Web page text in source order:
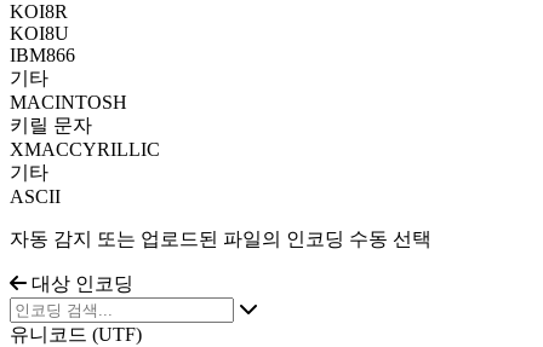
KOI8R
KOI8U
IBM866
기타
MACINTOSH
키릴 문자
XMACCYRILLIC
기타
ASCII
자동 감지 또는 업로드된 파일의 인코딩 수동 선택
대상 인코딩
유니코드 (UTF)